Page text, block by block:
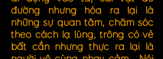
đường nhưng hóa ra lại là
những sự quan tâm, chăm sóc
theo cách lạ lùng; trông có vẻ
bất cần nhưng thực ra lại là